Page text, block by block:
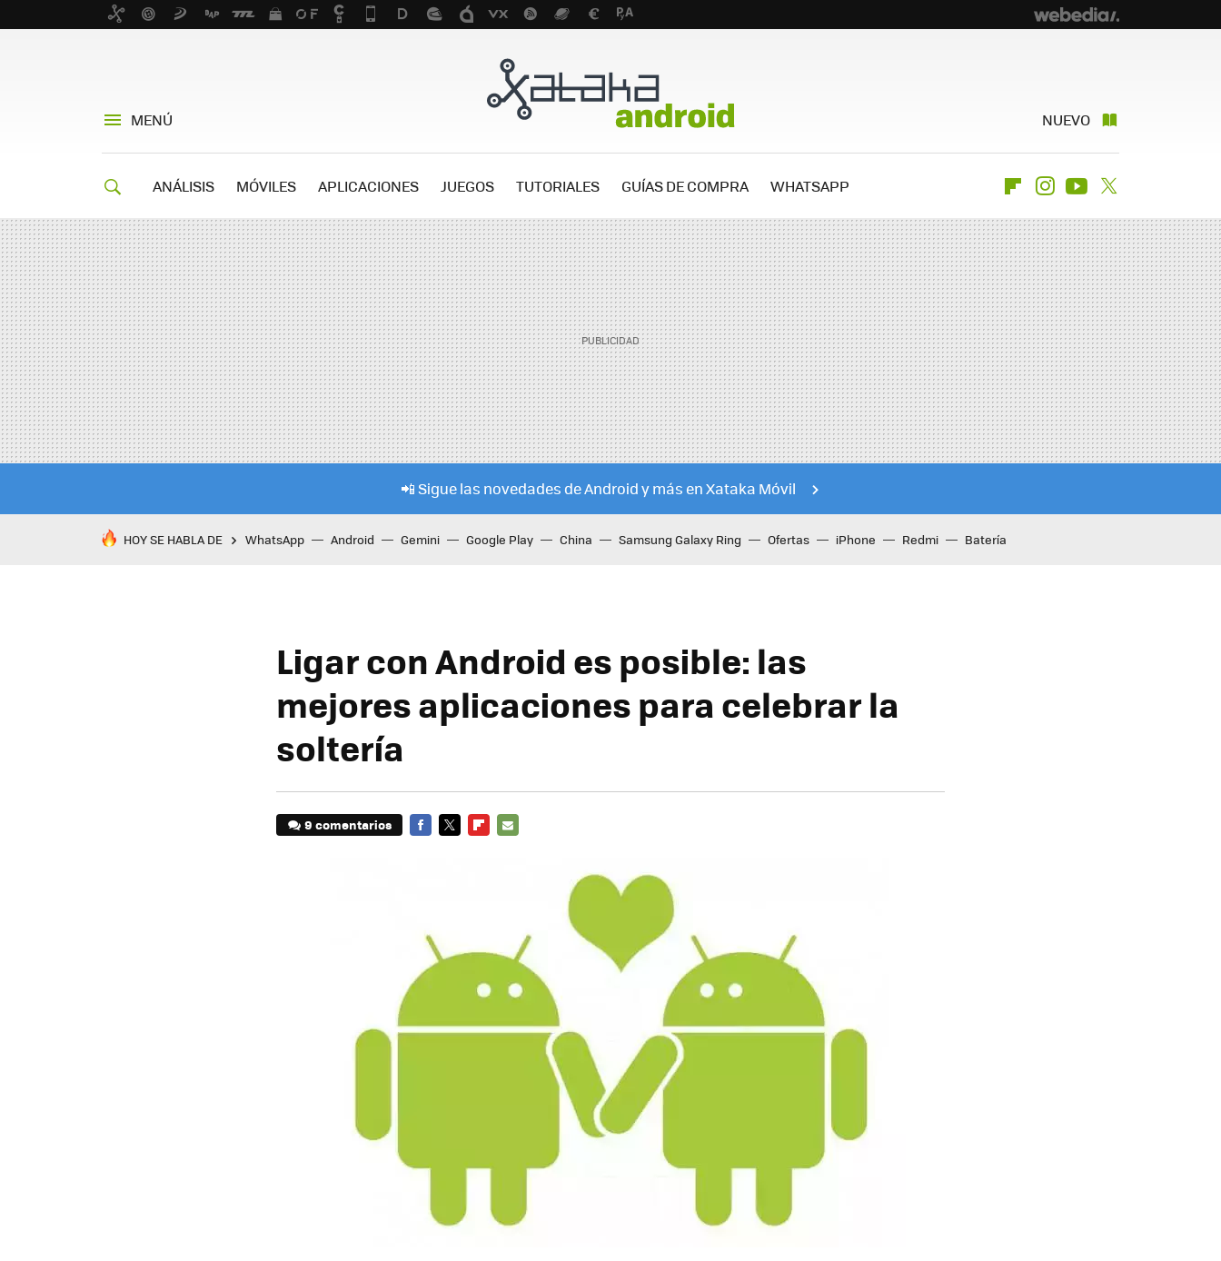
MENÚ NUEVO
ANÁLISIS MÓVILES APLICACIONES JUEGOS TUTORIALES GUÍAS DE COMPRA WHATSAPP FlipboardInstagramYoutube
📲 Sigue las novedades de Android y más en Xataka Móvil
HOY SE HABLA DE WhatsApp Android Gemini Google Play China Samsung Galaxy Ring Ofertas iPhone Redmi Batería
Ligar con Android es posible: las
mejores aplicaciones para celebrar la
soltería
9 comentarios